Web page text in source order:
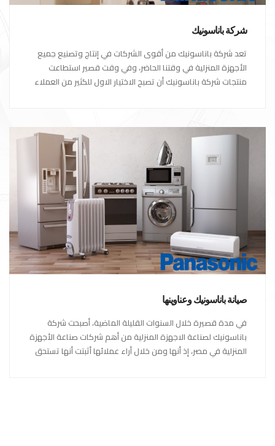
شركة باناسونيك
تعد شركة باناسونيك من أقوى الشركات في إنتاج وتصنيع جميع
الأجهزة المنزلية في وقتنا الحاضر، وفي وقت قصير استطاعت
منتجات شركة باناسونيك أن تصبح الاختيار الاول للكثير من العملاء
صيانة باناسونيك وعناوينها
في مدة قصيرة خلال السنوات القليلة الماضية، أصبحت شركة
باناسونيك لصناعة الاجهزة المنزلية من أهم شركات صناعة الأجهزة
المنزلية في مصر، إذ أنها ومن خلال أراء عملائها أثبتت أنها تستحق